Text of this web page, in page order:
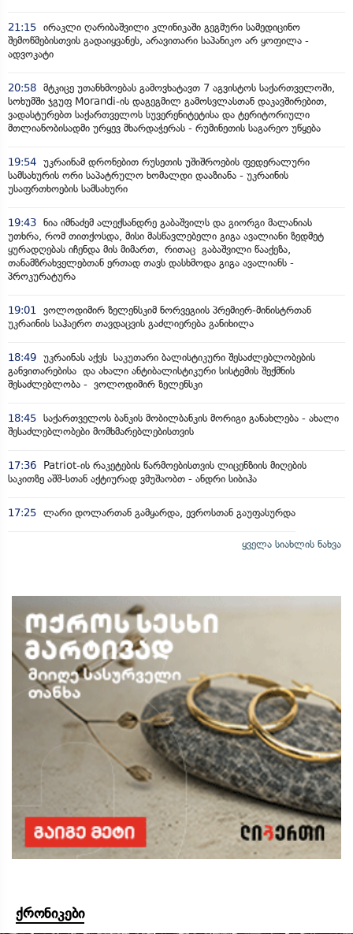
21:15 ირაკლი ღარიბაშვილი კლინიკაში გეგმური სამედიცინო
შემოწმებისთვის გადაიყვანეს, არავითარი საპანიკო არ ყოფილა -
ადვოკატი
20:58 მტკიცე უთანხმოებას გამოვხატავთ 7 აგვისტოს საქართველოში,
სოხუმში ჯგუფ Morandi-ის დაგეგმილ გამოსვლასთან დაკავშირებით,
ვადასტურებთ საქართველოს სუვერენიტეტისა და ტერიტორიული
მთლიანობისადმი ურყევ მხარდაჭერას - რუმინეთის საგარეო უწყება
19:54 უკრაინამ დრონებით რუსეთის უშიშროების ფედერალური
სამსახურის ორი საპატრულო ხომალდი დააზიანა - უკრაინის
უსაფრთხოების სამსახური
19:43 ნია იმნაძემ ალექსანდრე გაბაშვილს და გიორგი მალანიას
უთხრა, რომ თითქოსდა, მისი მასწავლებელი გიგა ავალიანი ზედმეტ
ყურადღებას იჩენდა მის მიმართ, რითაც გაბაშვილი წააქეზა,
თანამზრახველებთან ერთად თავს დასხმოდა გიგა ავალიანს -
პროკურატურა
19:01
ვოლოდიმირ ზელენსკიმ ნორვეგიის პრემიერ-მინისტრთან
უკრაინის საჰაერო თავდაცვის გაძლიერება განიხილა
18:49 უკრაინას აქვს საკუთარი ბალისტიკური შესაძლებლობების
განვითარებისა და ახალი ანტიბალისტიკური სისტემის შექმნის
შესაძლებლობა - ვოლოდიმირ ზელენსკი
18:45 საქართველოს ბანკის მობილბანკის მორიგი განახლება - ახალი
შესაძლებლობები მომხმარებლებისთვის
17:36
Patriot-ის რაკეტების წარმოებისთვის ლიცენზიის მიღების
საკითზე აშშ-სთან აქტიურად ვმუშაობთ - ანდრი სიბიჰა
17:25 ლარი დოლართან გამყარდა, ევროსთან გაუფასურდა
ყველა სიახლის ნახვა
ქრონიკები